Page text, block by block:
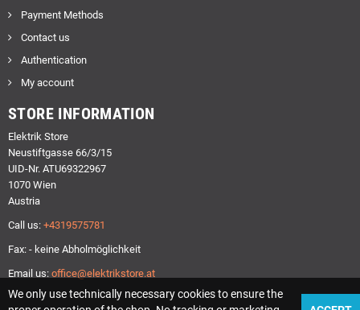
Payment Methods
Contact us
Authentication
My account
STORE INFORMATION
Elektrik Store
Neustiftgasse 66/3/15
UID-Nr. ATU69322967
1070 Wien
Austria
Call us: +4319575781
Fax: - keine Abholmöglichkeit
Email us: office@elektrikstore.at
We only use technically necessary cookies to ensure the